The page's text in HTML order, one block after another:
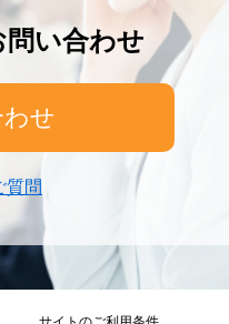
い合わせ
せ
質問